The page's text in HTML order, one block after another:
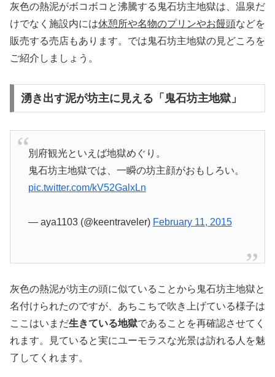
灰色の熱泥がボコボコと沸騰する鬼石坊主地獄は、温泉だ
けでなく施設内には休憩所や名物のプリンやお饅頭などを
販売する売店もあります。では鬼石坊主地獄の見どころを
ご紹介しましょう。
湧き出す泥が坊主に見える「鬼石坊主地獄」
別府観光といえば地獄めぐり。
鬼石坊主地獄では、一瞬の坊主顔がおもしろい。
pic.twitter.com/kV52GalxLn
— aya1103 (@keentraveler) February 11, 2015
灰色の熱泥が坊主の頭に似ていることから鬼石坊主地獄と
名付けられたのですが、あちこちで吹き上げている様子は
ここはいまだ生きている地獄であることを再確認させてく
れます。見ていると実にユーモラスな光景は訪れる人を魅
了してくれます。